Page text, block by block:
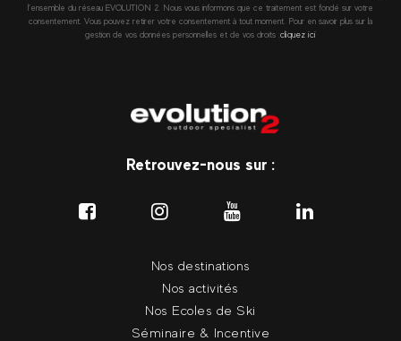
l’ensemble du réseau EVOLUTION 2. Nous vous informons que ce traitement est fondé sur votre
consentement. Vous pouvez retirer votre consentement à tout moment. Pour en savoir plus sur la
gestion de vos données personnelles et de vos droits :cliquez ici
Retrouvez-nous sur :
Nos destinations
Nos activités
Nos Ecoles de Ski
Séminaire & Incentive